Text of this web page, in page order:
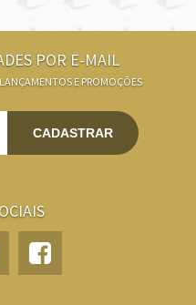
POR E-MAIL
E PROMOÇÕES
CADASTRAR